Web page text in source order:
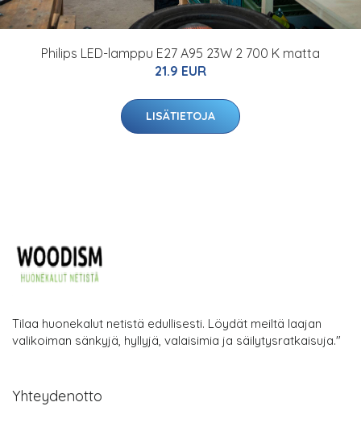
Philips LED-lamppu E27 A95 23W 2 700 K matta
21.9 EUR
LISÄTIETOJA
Tilaa huonekalut netistä edullisesti. Löydät meiltä laajan
valikoiman sänkyjä, hyllyjä, valaisimia ja säilytysratkaisuja."
Yhteydenotto